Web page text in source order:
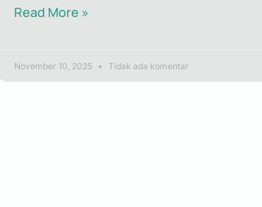
Read More »
November 10, 2025 Tidak ada komentar